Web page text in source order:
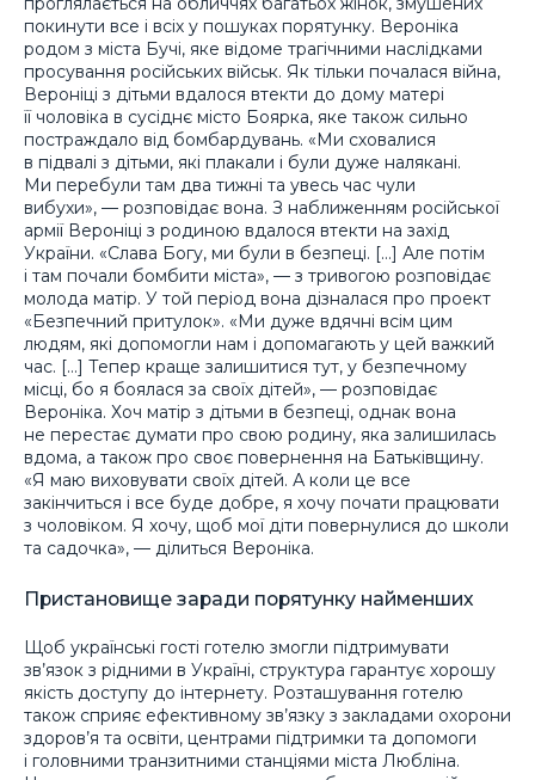
покинути все і всіх у пошуках порятунку. Вероніка
родом з міста Бучі, яке відоме трагічними наслідками
просування російських військ. Як тільки почалася війна,
Вероніці з дітьми вдалося втекти до дому матері
її чоловіка в сусіднє місто Боярка, яке також сильно
постраждало від бомбардувань. «Ми сховалися
в підвалі з дітьми, які плакали і були дуже налякані.
Ми перебули там два тижні та увесь час чули
вибухи», — розповідає вона. З наближенням російської
армії Вероніці з родиною вдалося втекти на захід
України. «Слава Богу, ми були в безпеці. […] Але потім
і там почали бомбити міста», — з тривогою розповідає
молода матір. У той період вона дізналася про проект
«Безпечний притулок». «Ми дуже вдячні всім цим
людям, які допомогли нам і допомагають у цей важкий
час. […] Тепер краще залишитися тут, у безпечному
місці, бо я боялася за своїх дітей», — розповідає
Вероніка. Хоч матір з дітьми в безпеці, однак вона
не перестає думати про свою родину, яка залишилась
вдома, а також про своє повернення на Батьківщину.
«Я маю виховувати своїх дітей. А коли це все
закінчиться і все буде добре, я хочу почати працювати
з чоловіком. Я хочу, щоб мої діти повернулися до школи
та садочка», — ділиться Вероніка.
Пристановище заради порятунку найменших
Щоб українські гості готелю змогли підтримувати
зв’язок з рідними в Україні, структура гарантує хорошу
якість доступу до інтернету. Розташування готелю
також сприяє ефективному зв’язку з закладами охорони
здоров’я та освіти, центрами підтримки та допомоги
і головними транзитними станціями міста Любліна.